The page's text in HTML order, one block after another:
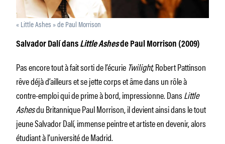
« Little Ashes » de Paul Morrison
Salvador Dalí dans Little Ashesde Paul Morrison (2009)
Pas encore tout à fait sorti de l’écurie Twilight, Robert Pattinson
rêve déjà d’ailleurs et se jette corps et âme dans un rôle à
contre-emploi qui de prime à bord, impressionne. DansLittle
Ashesdu Britannique Paul Morrison, il devient ainsi dans le tout
jeune Salvador Dalí, immense peintre et artiste en devenir, alors
étudiant à l’université de Madrid.